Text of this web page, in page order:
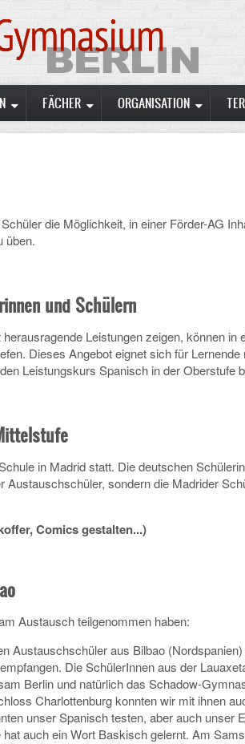
FÄCHER ORGANISATION
die Möglichkeit, in einer Förder-AG
üben.
und Schülern
Leistungen zeigen, können in
Dieses Angebot eignet sich für
Leistungskurs Spanisch in der Oberstufe
in Madrid statt. Die deutschen
Austauschschüler, sondern die Madrider
Comics gestalten...)
Austausch teilgenommen haben:
Austauschschüler aus Bilbao
Die SchülerInnen aus der
Berlin und natürlich das Schadow-
Charlottenburg konnten wir mit ihnen
unser Spanisch testen, aber auch unser
auch ein Wort Baskisch gelernt. Am